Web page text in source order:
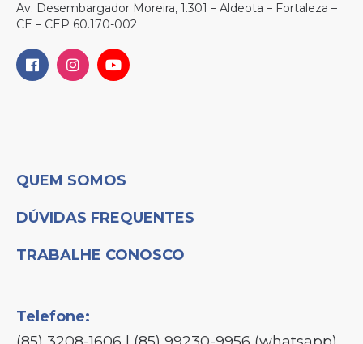
Av. Desembargador Moreira, 1.301 – Aldeota – Fortaleza –
CE – CEP 60.170-002
QUEM SOMOS
DÚVIDAS FREQUENTES
TRABALHE CONOSCO
Telefone: